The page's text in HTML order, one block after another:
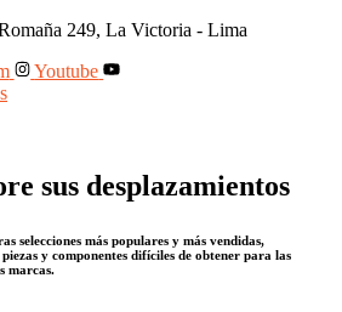
249, La Victoria - Lima
Youtube
sus desplazamientos
selecciones más populares y más vendidas,
y componentes difíciles de obtener para las
marcas.